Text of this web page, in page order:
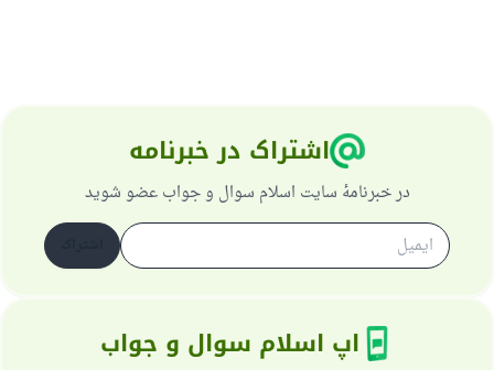
اشتراک در خبرنامه
در خبرنامهٔ سایت اسلام سوال و جواب عضو شوید
اپ اسلام سوال و جواب